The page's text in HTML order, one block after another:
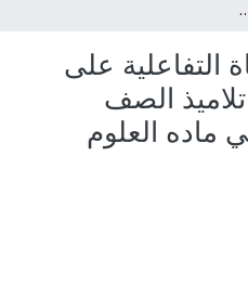
الصف السادس الابتدائي في ماده العلوم
التفاعلية على
الصف
ماده العلوم